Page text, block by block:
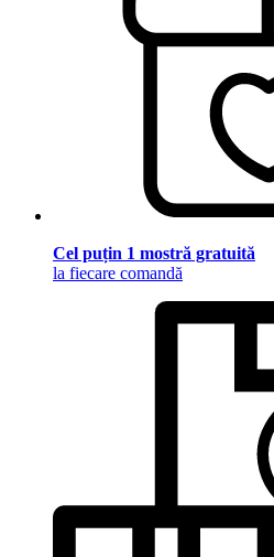
Cel puțin 1 mostră gratuită
la fiecare comandă